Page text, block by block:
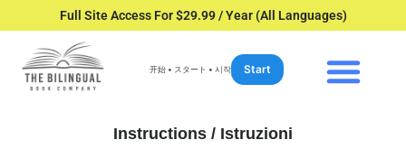
Full Site Access For $29.99 / Year (All Languages)
开始 • スタート • 시작 Start
Instructions / Istruzioni